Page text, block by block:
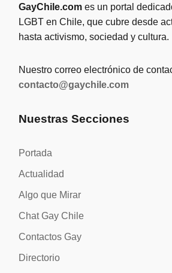
GayChile.com es un portal
LGBT en Chile, que cubre desde
hasta activismo, sociedad y cultura.
Nuestro correo electrónico de
contacto@gaychile.com
Nuestras Secciones
Portada
Actualidad
Algo que Mirar
Chat Gay Chile
Contactos Gay
Directorio